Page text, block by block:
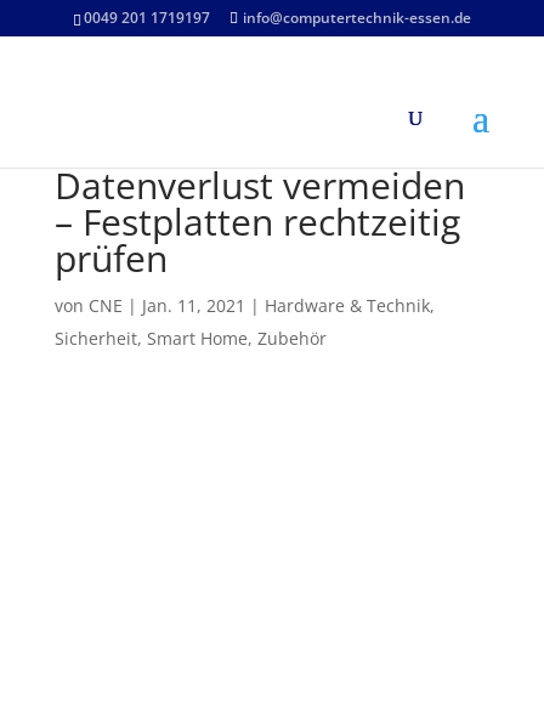
0049 201 1719197 info@computertechnik-essen.de
Datenverlust vermeiden
– Festplatten rechtzeitig
prüfen
von CNE | Jan. 11, 2021 | Hardware & Technik,
Sicherheit, Smart Home, Zubehör